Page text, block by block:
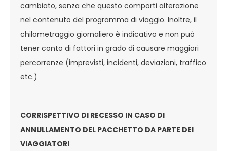
cambiato, senza che questo comporti alterazione
nel contenuto del programma di viaggio. Inoltre, il
chilometraggio giornaliero è indicativo e non può
tener conto di fattori in grado di causare maggiori
percorrenze (imprevisti, incidenti, deviazioni, traffico
etc.)
CORRISPETTIVO DI RECESSO IN CASO DI
ANNULLAMENTO DEL PACCHETTO DA PARTE DEI
VIAGGIATORI